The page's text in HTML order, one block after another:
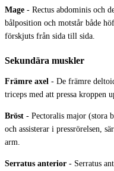
Mage - Rectus abdominis och
bålposition och motstår både
förskjuts från sida till sida.
Sekundära muskler
Främre axel - De främre
triceps med att pressa kroppen
Bröst - Pectoralis major (stora
och assisterar i pressrörelsen,
arm.
Serratus anterior - Serratus